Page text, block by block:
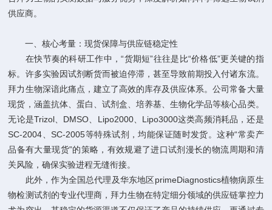
供应商。
一、核心考量：现货保障与供应链稳定性
在快节奏的科研工作中，“货期短”往往是比“价格低”更关键的指
标。许多实验因试剂断货而被迫停滞，甚至导致前期投入付诸东流。
拜力生物深谙此痛点，建立了高效的库存及供应体系。公司常备大量
现货，涵盖抗体、蛋白、试剂盒、培养基、生物化学品等核心品类。
无论是Trizol、DMSO、Lipo2000、Lipo3000这类高频消耗品，还是
SC-2004、SC-2005等特殊试剂，均能保证随时发货。这种“常卖产
品备有大量现货”的策略，有效规避了进口试剂漫长的物流周期和清
关风险，确保实验进程无缝衔接。
此外，作为全国总代理及华东地区primeDiagnostics植物病原生
物检测试剂的专业代理商，拜力生物在特定细分领域的供应链掌控力